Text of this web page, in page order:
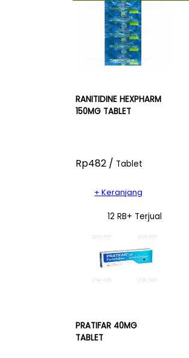
RANITIDINE HEXPHARM
150MG TABLET
Rp482 / Tablet
+ Keranjang
12 RB+ Terjual
PRATIFAR 40MG
TABLET